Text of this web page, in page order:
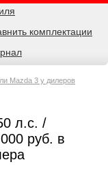
комплектации
Mazda 3 у дилеров
л.с. /
руб. в